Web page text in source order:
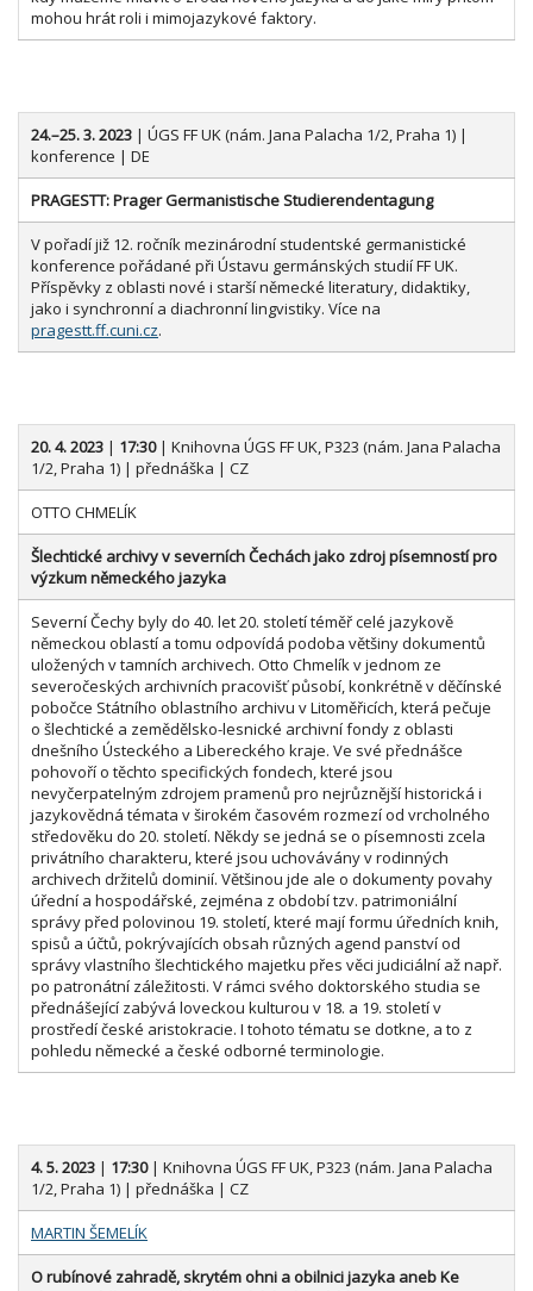
mohou hrát roli i mimojazykové faktory.
24.–25. 3. 2023 | ÚGS FF UK (nám. Jana Palacha 1/2, Praha 1) |
konference | DE
PRAGESTT: Prager Germanistische Studierendentagung
V pořadí již 12. ročník mezinárodní studentské germanistické
konference pořádané při Ústavu germánských studií FF UK.
Příspěvky z oblasti nové i starší německé literatury, didaktiky,
jako i synchronní a diachronní lingvistiky. Více na
pragestt.ff.cuni.cz.
20. 4. 2023 | 17:30| Knihovna ÚGS FF UK, P323 (nám. Jana Palacha
1/2, Praha 1) | přednáška | CZ
OTTO CHMELÍK
Šlechtické archivy v severních Čechách jako zdroj písemností pro
výzkum německého jazyka
Severní Čechy byly do 40. let 20. století téměř celé jazykově
německou oblastí a tomu odpovídá podoba většiny dokumentů
uložených v tamních archivech. Otto Chmelík v jednom ze
severočeských archivních pracovišť působí, konkrétně v děčínské
pobočce Státního oblastního archivu v Litoměřicích, která pečuje
o šlechtické a zemědělsko-lesnické archivní fondy z oblasti
dnešního Ústeckého a Libereckého kraje. Ve své přednášce
pohovoří o těchto specifických fondech, které jsou
nevyčerpatelným zdrojem pramenů pro nejrůznější historická i
jazykovědná témata v širokém časovém rozmezí od vrcholného
středověku do 20. století. Někdy se jedná se o písemnosti zcela
privátního charakteru, které jsou uchovávány v rodinných
archivech držitelů dominií. Většinou jde ale o dokumenty povahy
úřední a hospodářské, zejména z období tzv. patrimoniální
správy před polovinou 19. století, které mají formu úředních knih,
spisů a účtů, pokrývajících obsah různých agend panství od
správy vlastního šlechtického majetku přes věci judiciální až např.
po patronátní záležitosti. V rámci svého doktorského studia se
přednášející zabývá loveckou kulturou v 18. a 19. století v
prostředí české aristokracie. I tohoto tématu se dotkne, a to z
pohledu německé a české odborné terminologie.
4. 5. 2023 | 17:30| Knihovna ÚGS FF UK, P323 (nám. Jana Palacha
1/2, Praha 1) | přednáška | CZ
MARTIN ŠEMELÍK
O rubínové zahradě, skrytém ohni a obilnici jazyka aneb Ke